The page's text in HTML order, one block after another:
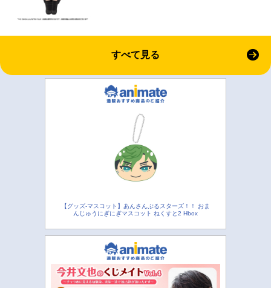
すべて見る
【グッズ-マスコット】あんさんぶるスターズ！！ おま
んじゅうにぎにぎマスコット ねくすと2 Hbox